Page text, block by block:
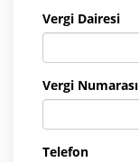
Vergi Dairesi
Vergi Numarası
Telefon